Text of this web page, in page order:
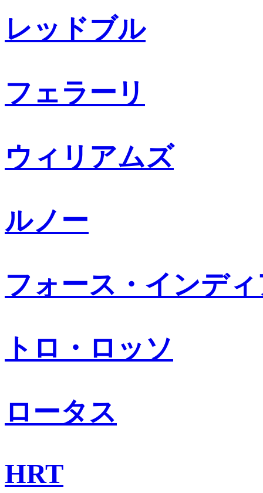
レッドブル
フェラーリ
ウィリアムズ
ルノー
フォース・インデ
トロ・ロッソ
ロータス
HRT